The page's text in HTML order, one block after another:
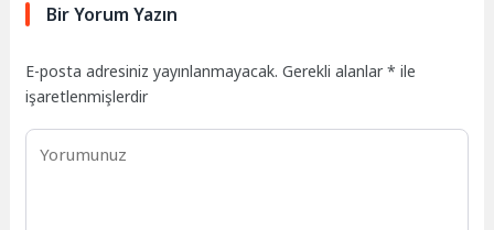
Bir Yorum Yazın
E-posta adresiniz yayınlanmayacak. Gerekli alanlar* ile
işaretlenmişlerdir